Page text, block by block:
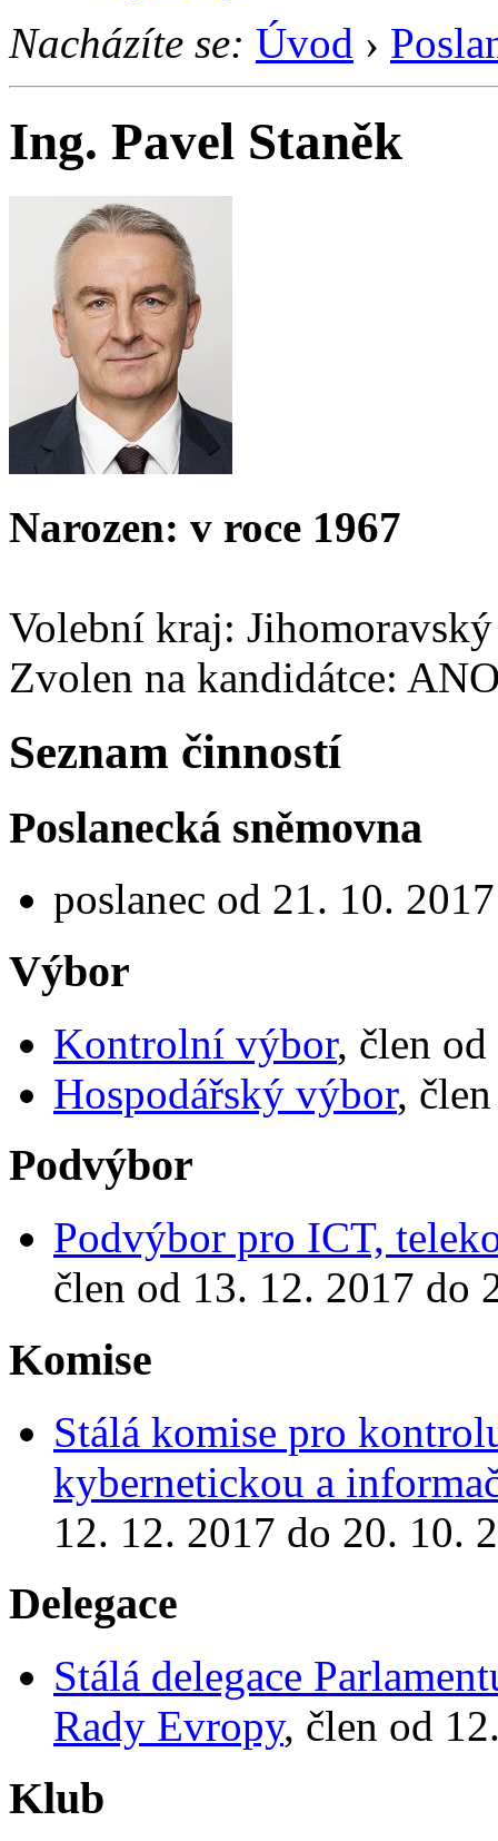
Nacházíte se: Úvod ›
Ing. Pavel Staněk
Narozen: v roce 1967
Volební kraj: Jihomoravský
Zvolen na kandidátce:
Seznam činností
Poslanecká sněmovna
poslanec od 21. 10.
Výbor
Kontrolní výbor, člen
Hospodářský výbor,
Podvýbor
Podvýbor pro ICT,
člen od 13. 12. 2017 do
Komise
Stálá komise pro
kybernetickou a
12. 12. 2017 do 20. 10.
Delegace
Stálá delegace
Rady Evropy, člen od
Klub